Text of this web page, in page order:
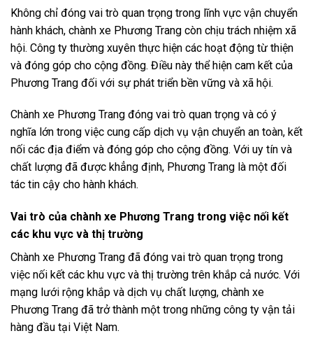
Không chỉ đóng vai trò quan trọng trong lĩnh vực vận chuyển
hành khách, chành xe Phương Trang còn chịu trách nhiệm xã
hội. Công ty thường xuyên thực hiện các hoạt động từ thiện
và đóng góp cho cộng đồng. Điều này thể hiện cam kết của
Phương Trang đối với sự phát triển bền vững và xã hội.
Chành xe Phương Trang đóng vai trò quan trọng và có ý
nghĩa lớn trong việc cung cấp dịch vụ vận chuyển an toàn, kết
nối các địa điểm và đóng góp cho cộng đồng. Với uy tín và
chất lượng đã được khẳng định, Phương Trang là một đối
tác tin cậy cho hành khách.
Vai trò của chành xe Phương Trang trong việc nối kết
các khu vực và thị trường
Chành xe Phương Trang đã đóng vai trò quan trọng trong
việc nối kết các khu vực và thị trường trên khắp cả nước. Với
mạng lưới rộng khắp và dịch vụ chất lượng, chành xe
Phương Trang đã trở thành một trong những công ty vận tải
hàng đầu tại Việt Nam.